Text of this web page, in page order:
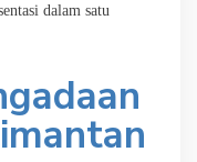
dalam satu